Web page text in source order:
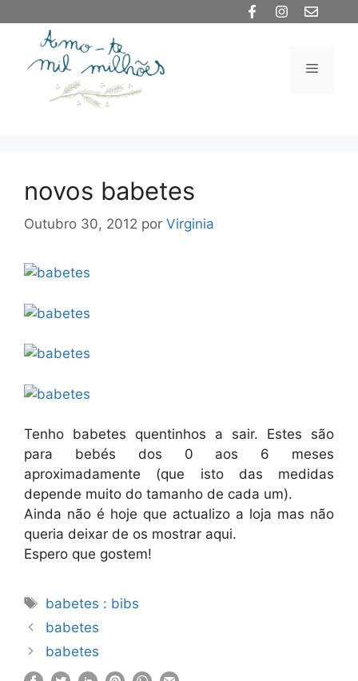
conteúdo
Menu
novos babetes
Outubro 30, 2012 por Virginia
Tenho babetes quentinhos a sair. Estes são
para bebés dos 0 aos 6 meses
aproximadamente (que isto das medidas
depende muito do tamanho de cada um).
Ainda não é hoje que actualizo a loja mas não
queria deixar de os mostrar aqui.
Espero que gostem!
Etiquetas
babetes : bibs
babetes
babetes